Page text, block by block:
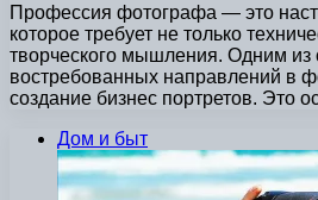
Профессия фотографа — это
которое требует не только
творческого мышления. Одним из
востребованных направлений в
создание бизнес портретов. Это
Дом и быт